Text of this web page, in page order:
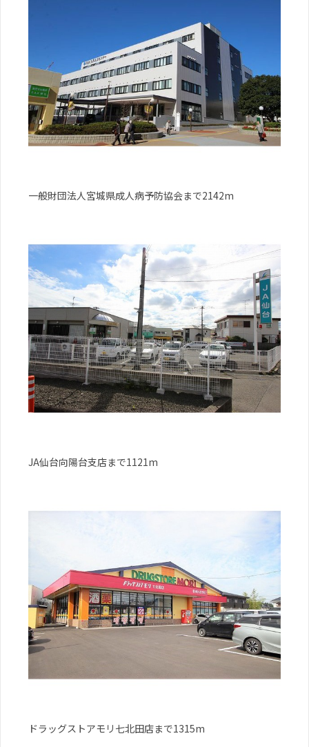
一般財団法人宮城県成人病予防協会まで2142m
JA仙台向陽台支店まで1121m
ドラッグストアモリ七北田店まで1315m